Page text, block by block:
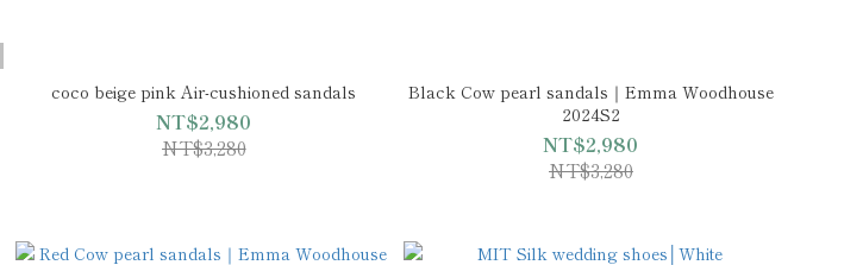
coco beige pink Air-cushioned sandals
NT$2,980
NT$3,280
Black Cow pearl sandals｜Emma Woodhouse
2024S2
NT$2,980
NT$3,280